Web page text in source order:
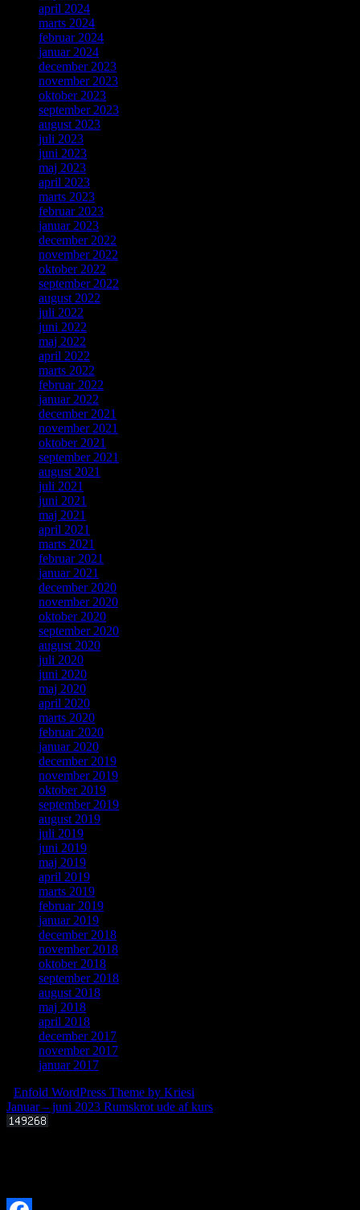
april 2024
marts 2024
februar 2024
januar 2024
december 2023
november 2023
oktober 2023
september 2023
august 2023
juli 2023
juni 2023
maj 2023
april 2023
marts 2023
februar 2023
januar 2023
december 2022
november 2022
oktober 2022
september 2022
august 2022
juli 2022
juni 2022
maj 2022
april 2022
marts 2022
februar 2022
januar 2022
december 2021
november 2021
oktober 2021
september 2021
august 2021
juli 2021
juni 2021
maj 2021
april 2021
marts 2021
februar 2021
januar 2021
december 2020
november 2020
oktober 2020
september 2020
august 2020
juli 2020
juni 2020
maj 2020
april 2020
marts 2020
februar 2020
januar 2020
december 2019
november 2019
oktober 2019
september 2019
august 2019
juli 2019
juni 2019
maj 2019
april 2019
marts 2019
februar 2019
januar 2019
december 2018
november 2018
oktober 2018
september 2018
august 2018
maj 2018
april 2018
december 2017
november 2017
januar 2017
Enfold WordPress Theme by Kriesi
Januar – juni 2023 Rumskrot ude af kurs